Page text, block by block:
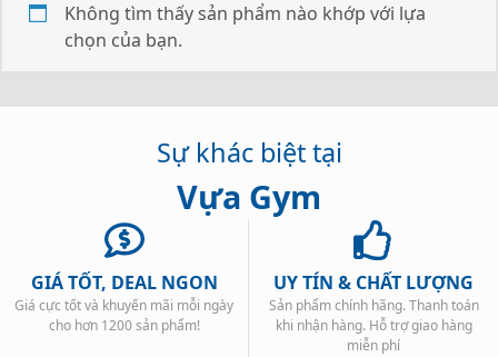
Không tìm thấy sản phẩm nào khớp với lựa
chọn của bạn.
Sự khác biệt tại
Vựa Gym
GIÁ TỐT, DEAL NGON
Giá cực tốt và khuyến mãi mỗi ngày
cho hơn 1200 sản phẩm!
UY TÍN & CHẤT LƯỢNG
Sản phẩm chính hãng. Thanh toán
khi nhận hàng. Hỗ trợ giao hàng
miễn phí